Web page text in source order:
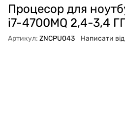
Процесор для
i7-4700MQ 2,4-3,4
Артикул: ZNCPU043 Написати
Онлайн · пошук техніки
Привіт! 👋 Я Gazik AI —